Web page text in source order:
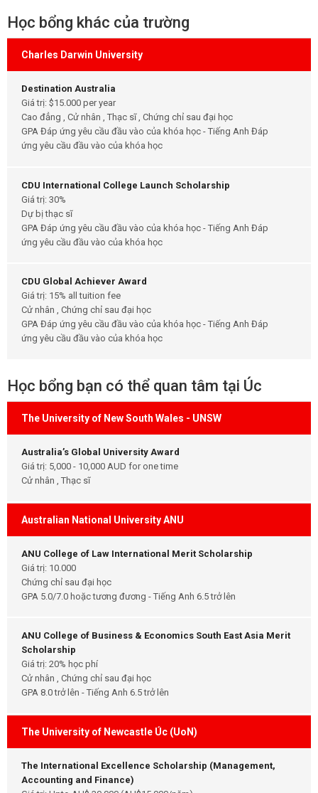
Học bổng khác của trường
Charles Darwin University
Destination Australia
Giá trị: $15.000 per year
Cao đẳng , Cử nhân , Thạc sĩ , Chứng chỉ sau đại học
GPA Đáp ứng yêu cầu đầu vào của khóa học - Tiếng Anh Đáp
ứng yêu cầu đầu vào của khóa học
CDU International College Launch Scholarship
Giá trị: 30%
Dự bị thạc sĩ
GPA Đáp ứng yêu cầu đầu vào của khóa học - Tiếng Anh Đáp
ứng yêu cầu đầu vào của khóa học
CDU Global Achiever Award
Giá trị: 15% all tuition fee
Cử nhân , Chứng chỉ sau đại học
GPA Đáp ứng yêu cầu đầu vào của khóa học - Tiếng Anh Đáp
ứng yêu cầu đầu vào của khóa học
Học bổng bạn có thể quan tâm tại Úc
The University of New South Wales - UNSW
Australia’s Global University Award
Giá trị: 5,000 - 10,000 AUD for one time
Cử nhân , Thạc sĩ
Australian National University ANU
ANU College of Law International Merit Scholarship
Giá trị: 10.000
Chứng chỉ sau đại học
GPA 5.0/7.0 hoặc tương đương - Tiếng Anh 6.5 trở lên
ANU College of Business & Economics South East Asia Merit
Scholarship
Giá trị: 20% học phí
Cử nhân , Chứng chỉ sau đại học
GPA 8.0 trở lên - Tiếng Anh 6.5 trở lên
The University of Newcastle Úc (UoN)
The International Excellence Scholarship (Management,
Accounting and Finance)